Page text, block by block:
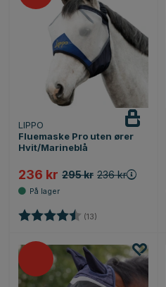
LIPPO
Fluemaske Pro uten ører
Hvit/Marineblå
236 kr 295 kr 236 kr
Karakter: (13)